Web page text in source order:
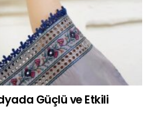
Güçlü ve Etkili